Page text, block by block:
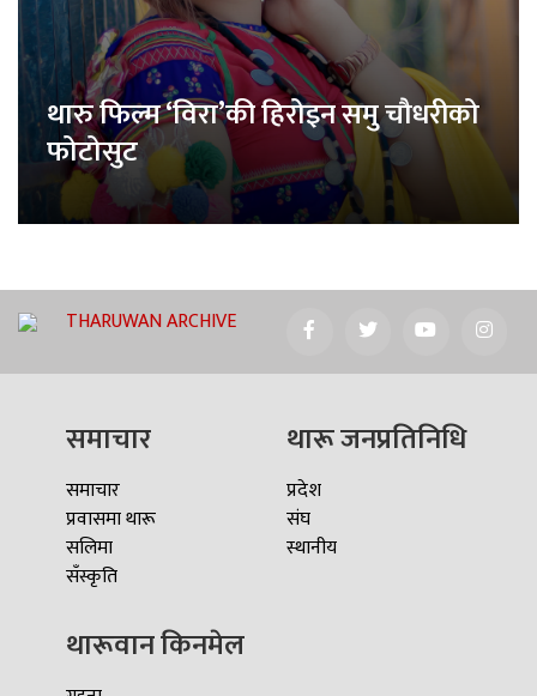
थारु फिल्म ‘विरा’की हिरोइन समु चौधरीको
फोटोसुट
THARUWAN ARCHIVE
समाचार
समाचार
प्रवासमा थारू
सलिमा
सँस्कृति
थारू जनप्रतिनिधि
प्रदेश
संघ
स्थानीय
थारूवान किनमेल